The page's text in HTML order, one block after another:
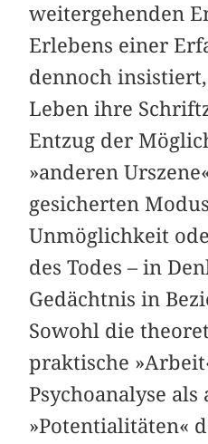
weitergehenden
Erlebens einer
dennoch
Leben ihre
Entzug der
»anderen
gesicherten
Unmöglichkeit
des Todes – in
Gedächtnis in
Sowohl die
praktische
Psychoanalyse als
»Potentialitäten«